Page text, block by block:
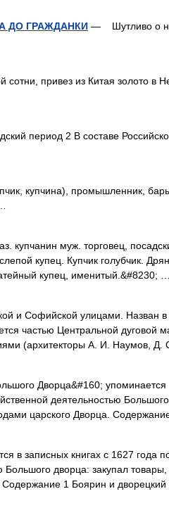
ДО ГРАЖДАНКИ — Шутливо о
сотни, привез из Китая золото в
период 2 В составе
купчина), промышленник,
купчанин муж. торговец,
купец. Купчик голубчик.
купец, именитый.&#8230; …
Софийской улицами. Назван в
частью Центральной дуговой
(архитекторы А. И. Наумов, Д.
Дворца&#160; упоминается
деятельностью
царского Дворца.
в записных книгах с 1627 года
дворца: закупал
1 Боярин и дворецкий